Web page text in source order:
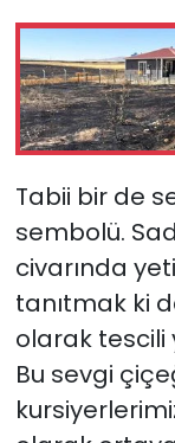
Tabii bir de
sembolü.
civarında
tanıtmak ki
olarak tescili
Bu sevgi